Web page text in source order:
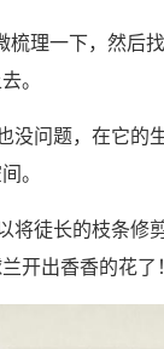
梳理一下，然后
。
没问题，在它的
。
将徒长的枝条
开出香香的花了！